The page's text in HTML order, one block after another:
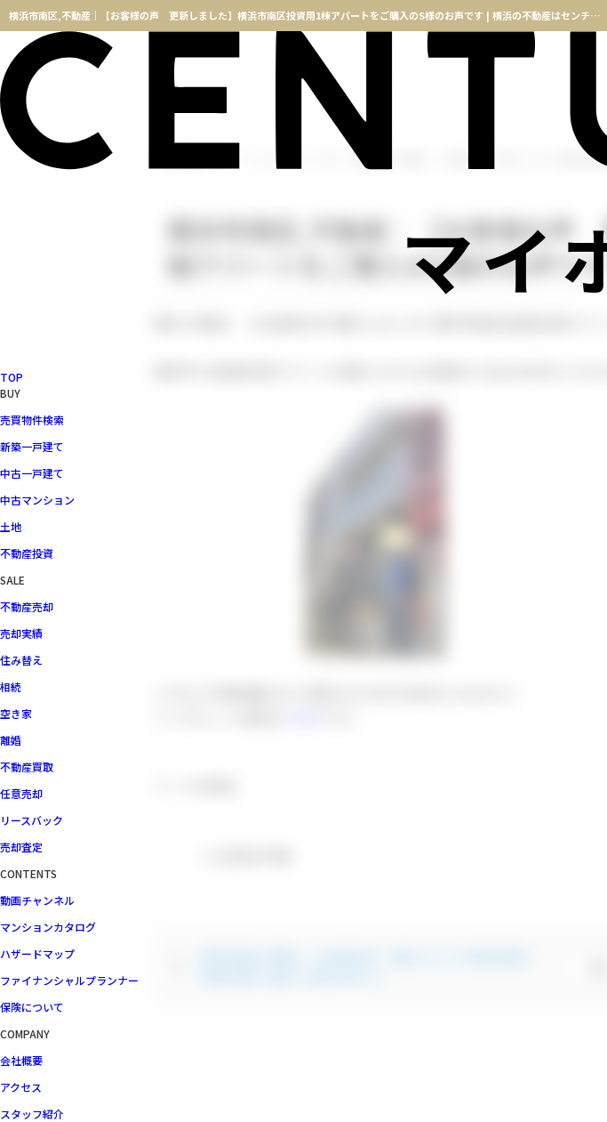
横浜市南区,不動産｜【お客様の声 更新しました】横浜市南区投資用1棟アパートをご購入のS様のお声です | 横浜の不動産はセンチュリー21マイホーム
マイ
TOP
BUY
売買物件検索
新築一戸建て
中古一戸建て
中古マンション
土地
不動産投資
SALE
不動産売却
売却実績
住み替え
相続
空き家
離婚
不動産買取
任意売却
リースバック
売却査定
CONTENTS
動画チャンネル
マンションカタログ
ハザードマップ
ファイナンシャルプランナー
保険について
COMPANY
会社概要
アクセス
スタッフ紹介
インフォメーション一覧 横浜市南区,不動産｜【お客様の声 更新しました】横浜市南
横浜市南区,不動産｜【お客様の声
棟アパートをご購入のS様のお声で